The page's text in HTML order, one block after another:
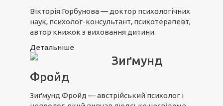
Вікторія Горбунова — доктор психологічних
наук, психолог-консультант, психотерапевт,
автор книжок з виховання дитини.
Детальніше
Зиґмунд
Фройд
Зиґмунд Фройд — австрійський психолог і